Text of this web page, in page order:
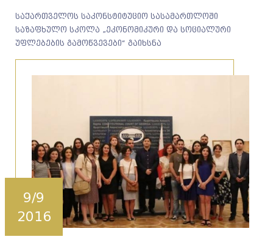
საქართველოს საკონსტიტუციო სასამართლოში
საზაფხულო სკოლა „ეკონომიკური და სოციალური
უფლებების გამოწვევები“ გაიხსნა
9/9
2016